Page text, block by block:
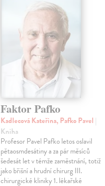
Faktor Pafko
Kadlecová Kateřina, Pafko Pavel |
Kniha
Profesor Pavel Pafko letos oslavil
pětaosmdesátiny a za pár měsíců
šedesát let v témže zaměstnání, totiž
jako břišní a hrudní chirurg III.
chirurgické kliniky 1. lékařské